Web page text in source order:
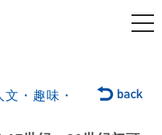
・趣味・